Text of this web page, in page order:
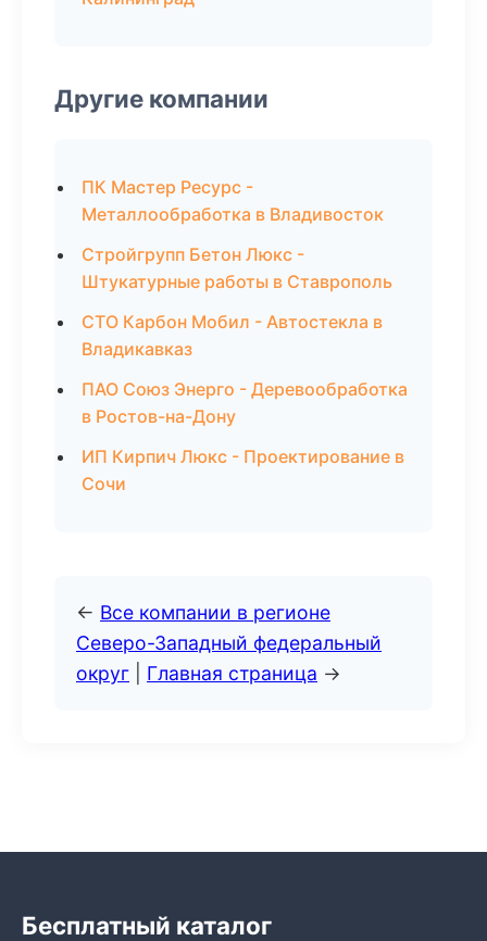
Другие компании
ПК Мастер Ресурс -
Металлообработка в Владивосток
Стройгрупп Бетон Люкс -
Штукатурные работы в Ставрополь
СТО Карбон Мобил - Автостекла в
Владикавказ
ПАО Союз Энерго - Деревообработка
в Ростов-на-Дону
ИП Кирпич Люкс - Проектирование в
Сочи
← Все компании в регионе
Северо-Западный федеральный
округ
Главная страница →
Бесплатный каталог